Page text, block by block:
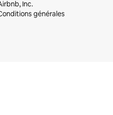
Inc.
générales